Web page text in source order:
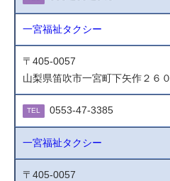
一宮福祉タクシー
〒405-0057
山梨県笛吹市一宮町下矢作２６０
TEL 0553-47-3385
一宮福祉タクシー
〒405-0057